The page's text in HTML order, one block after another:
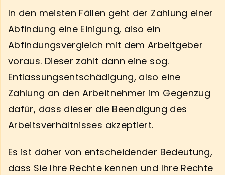
In den meisten Fällen geht der Zahlung einer
Abfindung eine Einigung, also ein
Abfindungsvergleich mit dem Arbeitgeber
voraus. Dieser zahlt dann eine sog.
Entlassungsentschädigung, also eine
Zahlung an den Arbeitnehmer im Gegenzug
dafür, dass dieser die Beendigung des
Arbeitsverhältnisses akzeptiert.
Es ist daher von entscheidender Bedeutung,
dass Sie Ihre Rechte kennen und Ihre Rechte